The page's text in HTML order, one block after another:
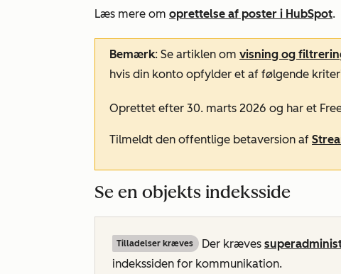
Læs mere om oprettelse af poster i HubSpot.
Bemærk: Se artiklen om visning og
hvis din konto opfylder et af følgende
Oprettet efter 30. marts 2026 og har et
Tilmeldt den offentlige betaversion af
Se en objekts indeksside
Tilladelser kræves Der kræves
indekssiden for kommunikation.